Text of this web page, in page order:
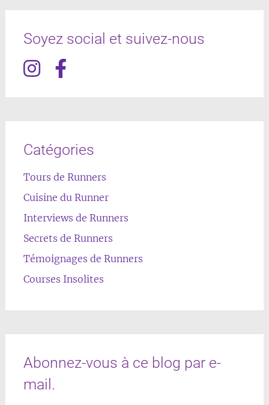
Soyez social et suivez-nous
Catégories
Tours de Runners
Cuisine du Runner
Interviews de Runners
Secrets de Runners
Témoignages de Runners
Courses Insolites
Abonnez-vous à ce blog par e-
mail.